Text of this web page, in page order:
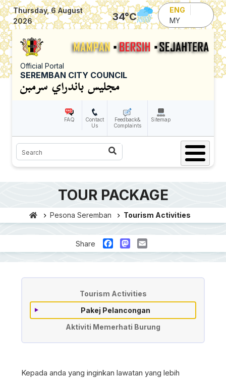
Skip to main content
Thursday, 6 August
2026
34°C
ENG
MY
Official Portal
SEREMBAN CITY COUNCIL
FAQ
Contact
Us
Feedback&
Complaints
Sitemap
Search
TOUR PACKAGE
Pesona Seremban Tourism Activities
Share FacebookMastodon
Email
Tourism Activities
Pakej Pelancongan
Aktiviti Memerhati Burung
Kepada anda yang inginkan lawatan yang lebih